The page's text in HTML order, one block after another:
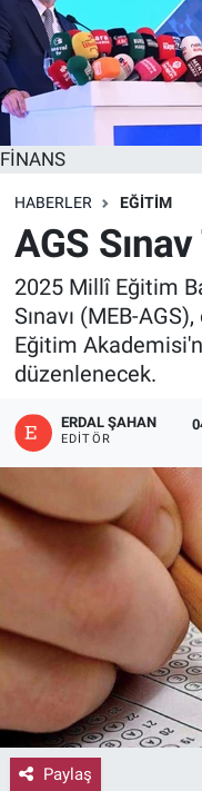
FİNANS
HABERLER EĞİTİM
AGS
2025 Millî Eğitim
Sınavı (MEB-
Eğitim
düzenlenecek.
ERDAL ŞAHAN
EDITÖR
Paylaş